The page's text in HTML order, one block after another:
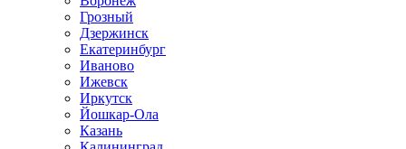
Грозный
Дзержинск
Екатеринбург
Иваново
Ижевск
Иркутск
Йошкар-Ола
Казань